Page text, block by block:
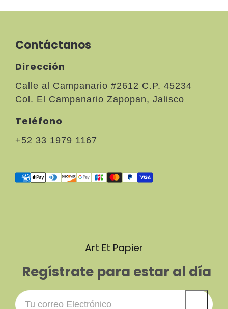
Contáctanos
Dirección
Calle al Campanario #2612 C.P. 45234
Col. El Campanario Zapopan, Jalisco
Teléfono
+52 33 1979 1167
Art Et Papier
Regístrate para estar al día